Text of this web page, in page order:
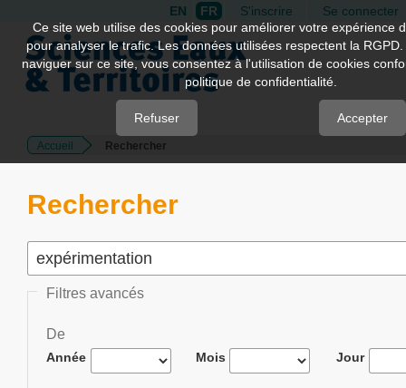
Quick
jump
page
Main
Content
EN FR S'inscrire Se connecter
Accueil Rechercher
Rechercher
Filtres avancés
De
Année Mois Jour
Ce site web utilise des cookies pour améliorer votre expérience
pour analyser le trafic. Les données utilisées respectent la
naviguer sur ce site, vous consentez à l'utilisation de cookies
politique de confidentialité.
Refuser Accepter